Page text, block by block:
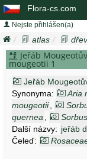
Flora-cs.com
Nejste přihlášen(a)
atlas
sorbus
Jeřáb
mougeotii 1
Jeřáb
Synonyma:
Aria
mougeotii
quernea
Další názvy: jeřáb
Čeleď: